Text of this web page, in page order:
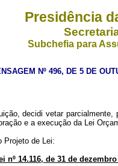
Presidência
Subchefia para
Nº 496, DE 5 DE
decidi vetar
e a execução da Lei
Projeto de Lei:
14.116, de 31 de dezembro